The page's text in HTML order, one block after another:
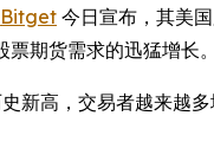
Bitget 今日宣布，其美
期货需求的迅猛增长。
新高，交易者越来越